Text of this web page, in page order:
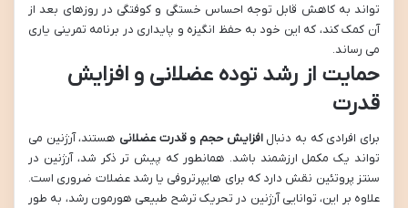
تواند به کاهش قابل توجه احساس خستگی و کوفتگی در روزهای بعد از
آن کمک کند، که این خود به حفظ انگیزه و پایداری در برنامه تمرینی یاری
می رساند.
حمایت از رشد توده عضلانی و افزایش
قدرت
برای افرادی که به دنبالافزایش حجم و قدرت عضلانی هستند، آرژنین می
تواند یک مکمل ارزشمند باشد. همانطور که پیش تر ذکر شد، آرژنین در
سنتز پروتئین نقش دارد که برای هایپرتروفی یا رشد عضلات ضروری است.
علاوه بر این، توانایی آرژنین در تحریک ترشح طبیعی هورمون رشد، به طور